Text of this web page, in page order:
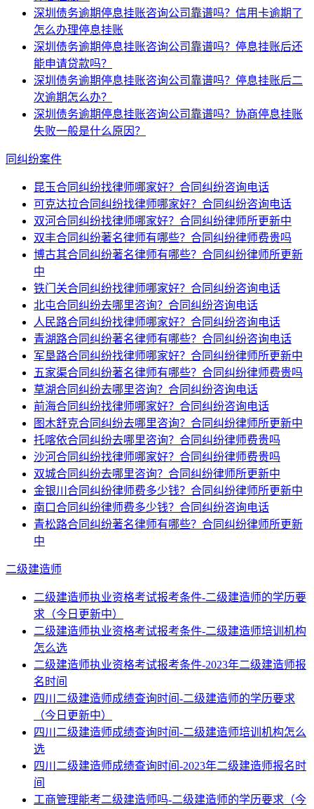
深圳债务逾期停息挂账咨询公司靠谱吗？信用卡逾期了
怎么办理停息挂账
深圳债务逾期停息挂账咨询公司靠谱吗？停息挂账后还
能申请贷款吗？
深圳债务逾期停息挂账咨询公司靠谱吗？停息挂账后二
次逾期怎么办？
深圳债务逾期停息挂账咨询公司靠谱吗？协商停息挂账
失败一般是什么原因？
同纠纷案件
昆玉合同纠纷找律师哪家好？合同纠纷咨询电话
可克达拉合同纠纷找律师哪家好？合同纠纷咨询电话
双河合同纠纷找律师哪家好？合同纠纷律师所更新中
双丰合同纠纷著名律师有哪些？合同纠纷律师费贵吗
博古其合同纠纷著名律师有哪些？合同纠纷律师所更新
中
铁门关合同纠纷找律师哪家好？合同纠纷咨询电话
北屯合同纠纷去哪里咨询？合同纠纷咨询电话
人民路合同纠纷找律师哪家好？合同纠纷咨询电话
青湖路合同纠纷著名律师有哪些？合同纠纷咨询电话
军垦路合同纠纷找律师哪家好？合同纠纷律师所更新中
五家渠合同纠纷著名律师有哪些？合同纠纷律师费贵吗
草湖合同纠纷去哪里咨询？合同纠纷咨询电话
前海合同纠纷找律师哪家好？合同纠纷咨询电话
图木舒克合同纠纷去哪里咨询？合同纠纷律师所更新中
托喀依合同纠纷去哪里咨询？合同纠纷律师费贵吗
沙河合同纠纷找律师哪家好？合同纠纷律师费贵吗
双城合同纠纷去哪里咨询？合同纠纷律师所更新中
金银川合同纠纷律师费多少钱？合同纠纷律师所更新中
南口合同纠纷律师费多少钱？合同纠纷咨询电话
青松路合同纠纷著名律师有哪些？合同纠纷律师所更新
中
二级建造师
二级建造师执业资格考试报考条件-二级建造师的学历要
求（今日更新中）
二级建造师执业资格考试报考条件-二级建造师培训机构
怎么选
二级建造师执业资格考试报考条件-2023年二级建造师报
名时间
四川二级建造师成绩查询时间-二级建造师的学历要求
（今日更新中）
四川二级建造师成绩查询时间-二级建造师培训机构怎么
选
四川二级建造师成绩查询时间-2023年二级建造师报名时
间
工商管理能考二级建造师吗-二级建造师的学历要求（今